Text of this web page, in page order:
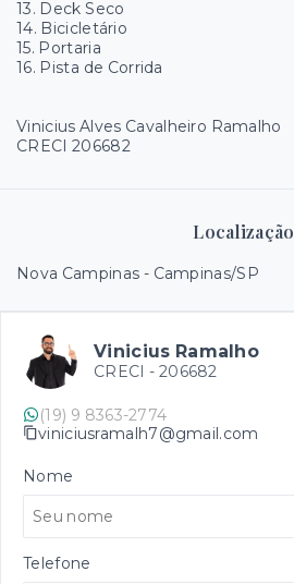
13. Deck Seco
14. Bicicletário
15. Portaria
16. Pista de Corrida
Vinicius Alves Cavalheiro Ramalho
CRECI 206682
Localização
Nova Campinas - Campinas/SP
Vinicius Ramalho
CRECI - 206682
(19) 9 8363-2774
viniciusramalh7@gmail.com
Nome
Telefone